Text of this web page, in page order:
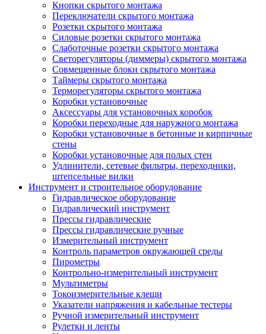
Кнопки скрытого монтажа
Переключатели скрытого монтажа
Розетки скрытого монтажа
Силовые розетки скрытого монтажа
Слаботочные розетки скрытого монтажа
Светорегуляторы (диммеры) скрытого монтажа
Совмещенные блоки скрытого монтажа
Таймеры скрытого монтажа
Терморегуляторы скрытого монтажа
Коробки установочные
Аксессуары для установочных коробок
Коробки переходные для наружного монтажа
Коробки установочные в бетонные и кирпичные
стены
Коробки установочные для полых стен
Удлинители, сетевые фильтры, переходники,
штепсельные вилки
Инструмент и строительное оборудование
Гидравлическое оборудование
Гидравлический инструмент
Прессы гидравлические
Прессы гидравлические ручные
Измерительный инструмент
Контроль параметров окружающей среды
Пирометры
Контрольно-измерительный инструмент
Мультиметры
Токоизмерительные клещи
Указатели напряжения и кабельные тестеры
Ручной измерительный инструмент
Рулетки и ленты